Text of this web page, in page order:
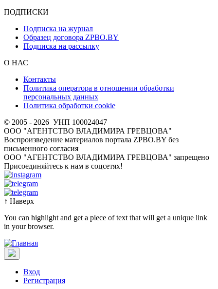
ПОДПИСКИ
Подписка на журнал
Образец договора ZPBO.BY
Подписка на рассылку
О НАС
Контакты
Политика оператора в отношении обработки
персональных данных
Политика обработки cookie
© 2005 - 2026 УНП 100024047
ООО "АГЕНТСТВО ВЛАДИМИРА ГРЕВЦОВА"
Воспроизведение материалов портала ZPBO.BY без
письменного согласия
OOO "АГЕНТСТВО ВЛАДИМИРА ГРЕВЦОВА" запрещено
Присоединяйтесь к нам в соцсетях!
↑ Наверх
You can highlight and get a piece of text that will get a unique link
in your browser.
Вход
Регистрация